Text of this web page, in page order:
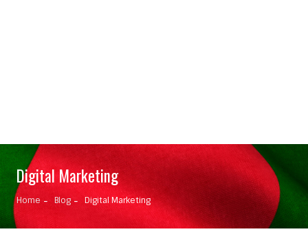
Digital Marketing
Home Blog Digital Marketing